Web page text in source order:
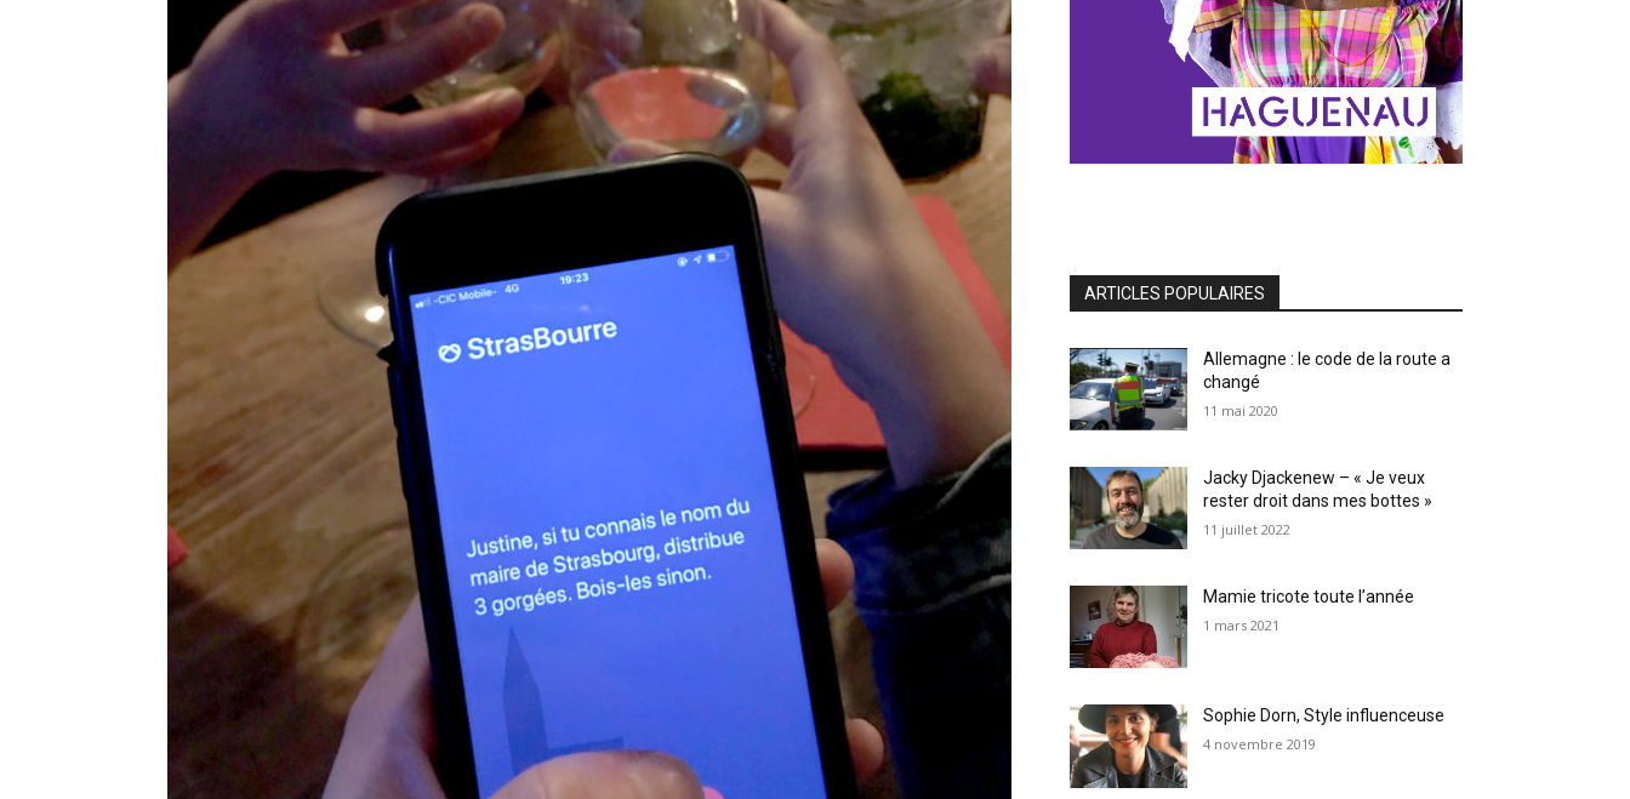
ARTICLES POPULAIRES
Allemagne : le code de la route a
changé
11 mai 2020
Jacky Djackenew – « Je veux
rester droit dans mes bottes »
11 juillet 2022
Mamie tricote toute l’année
1 mars 2021
Sophie Dorn, Style influenceuse
4 novembre 2019